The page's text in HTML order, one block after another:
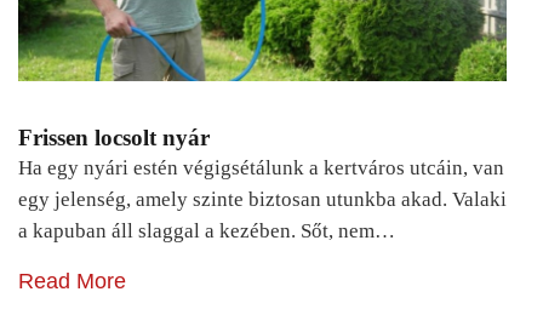
Frissen locsolt nyár
Ha egy nyári estén végigsétálunk a kertváros utcáin, van
egy jelenség, amely szinte biztosan utunkba akad. Valaki
a kapuban áll slaggal a kezében. Sőt, nem…
Read More